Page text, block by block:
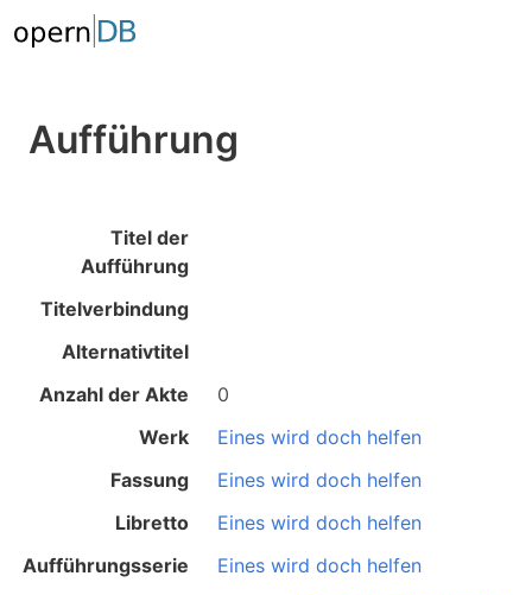
Aufführung
Titel der
Aufführung
Titelverbindung
Alternativtitel
Anzahl der Akte
0
Werk
Eines wird doch helfen
Fassung
Eines wird doch helfen
Libretto
Eines wird doch helfen
Aufführungsserie
Eines wird doch helfen